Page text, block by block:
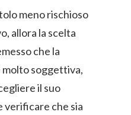
meno rischioso
allora la scelta
che la
molto soggettiva,
il suo
verificare che sia